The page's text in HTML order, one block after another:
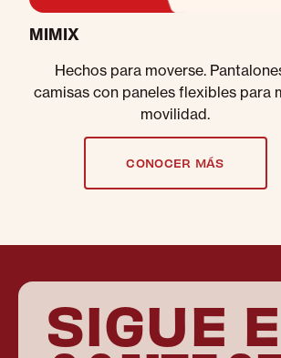
MIMIX
Hechos para moverse.
camisas con paneles flexibles para
movilidad.
CONOCER MÁS
SIGUE